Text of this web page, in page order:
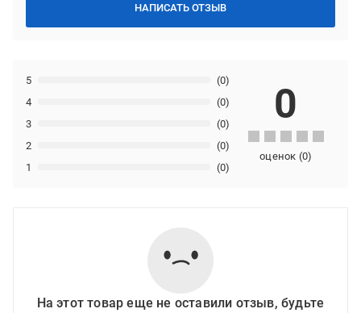
НАПИСАТЬ ОТЗЫВ
1 (0)
2 (0)
3 (0)
4 (0)
5 (0)
0
оценок (0)
На этот товар еще не оставили отзыв, будьте